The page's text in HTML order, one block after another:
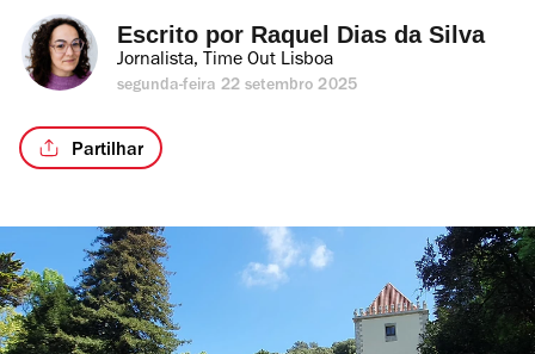
Escrito por Raquel Dias da Silva
Jornalista, Time Out Lisboa
segunda-feira 22 setembro 2025
Partilhar